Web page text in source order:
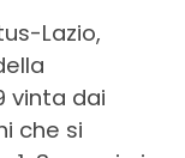
Lazio,
vinta dai
che si